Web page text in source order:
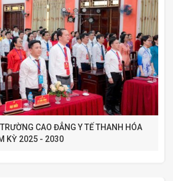
CAO ĐẲNG Y TẾ THANH HÓA
KỲ 2025 - 2030